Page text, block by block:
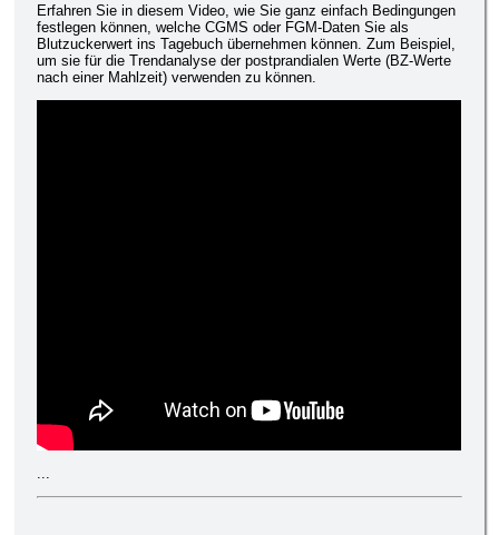
Erfahren Sie in diesem Video, wie Sie ganz einfach Bedingungen
festlegen können, welche CGMS oder FGM-Daten Sie als
Blutzuckerwert ins Tagebuch übernehmen können. Zum Beispiel,
um sie für die Trendanalyse der postprandialen Werte (BZ-Werte
nach einer Mahlzeit) verwenden zu können.